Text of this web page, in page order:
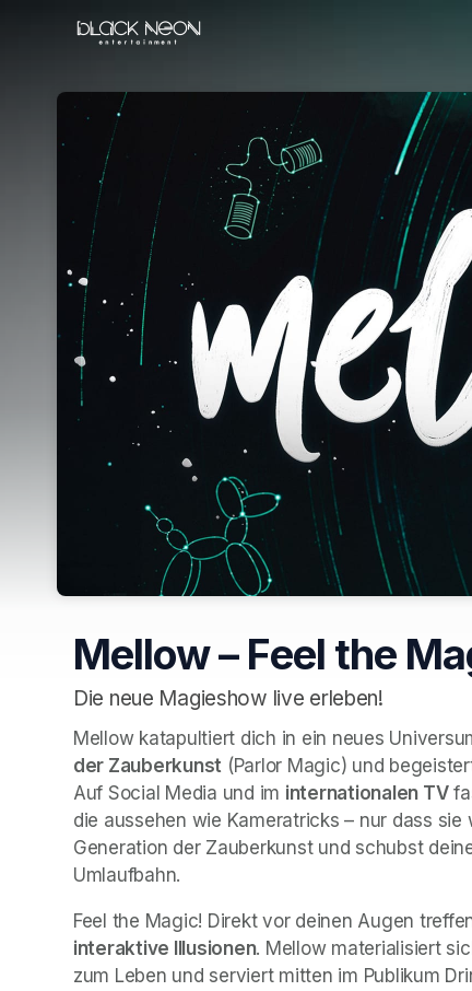
Mellow – Feel the
Die neue Magieshow live erleben!
Mellow katapultiert dich in ein neues
der Zauberkunst (Parlor Magic) und
Auf Social Media und im internationalen TV
die aussehen wie Kameratricks – nur dass
Generation der Zauberkunst und schubst
Umlaufbahn.
Feel the Magic! Direkt vor deinen Augen
interaktive Illusionen. Mellow materialisiert
zum Leben und serviert mitten im Publikum